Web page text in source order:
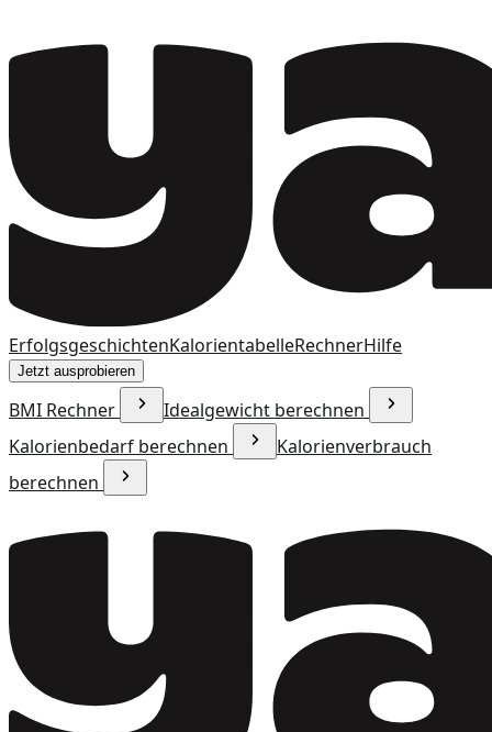
ErfolgsgeschichtenKalorientabelleRechnerHilfe
Jetzt ausprobieren
BMI Rechner
Idealgewicht berechnen
Kalorienbedarf berechnen
Kalorienverbrauch
berechnen